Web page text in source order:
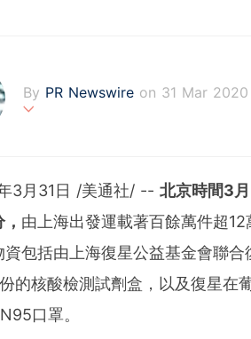
By PR Newswire on 31 Mar 2020
marketers, corporate
verage to engage key
stribution industry since 1954,
t across traditional, digital,
d's largest multi-channel
comprehensive workflow tools
ies of organizations around the
ds of clients from offices in the
3月31日 /美通社/ -- 北京時間3月
由上海出發運載著百餘萬件超
資包括由上海復星公益基金會聯
的核酸檢測試劑盒，以及復星在
口罩。